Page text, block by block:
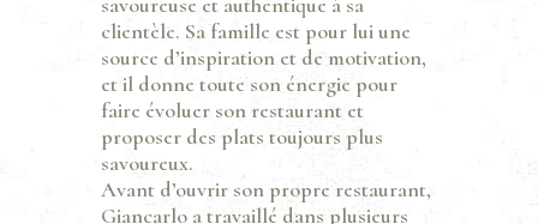
clientèle. Sa famille est pour lui une
source d’inspiration et de motivation,
et il donne toute son énergie pour
faire évoluer son restaurant et
proposer des plats toujours plus
savoureux.
Avant d’ouvrir son propre restaurant,
Giancarlo a travaillé dans plusieurs